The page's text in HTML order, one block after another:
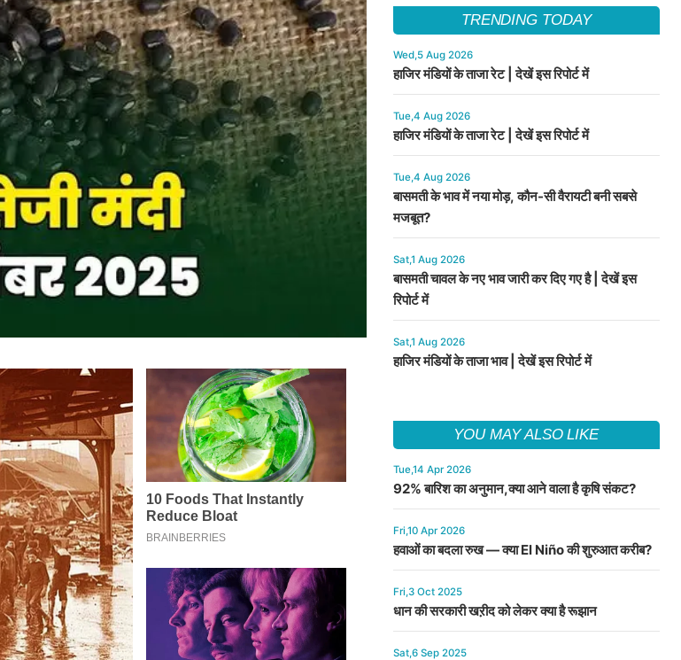
TRENDING TODAY
Wed,5 Aug 2026
हाजिर मंडियों के ताजा रेट | देखें इस रिपोर्ट में
Tue,4 Aug 2026
हाजिर मंडियों के ताजा रेट | देखें इस रिपोर्ट में
Tue,4 Aug 2026
बासमती के भाव में नया मोड़, कौन-सी वैरायटी बनी सबसे
मजबूत?
Sat,1 Aug 2026
बासमती चावल के नए भाव जारी कर दिए गए है | देखें इस
रिपोर्ट में
Sat,1 Aug 2026
हाजिर मंडियों के ताजा भाव | देखें इस रिपोर्ट में
YOU MAY ALSO LIKE
Tue,14 Apr 2026
92% बारिश का अनुमान,क्या आने वाला है कृषि संकट?
Fri,10 Apr 2026
हवाओं का बदला रुख — क्या El Niño की शुरुआत करीब?
Fri,3 Oct 2025
धान की सरकारी खऱीद को लेकर क्या है रूझान
Sat,6 Sep 2025